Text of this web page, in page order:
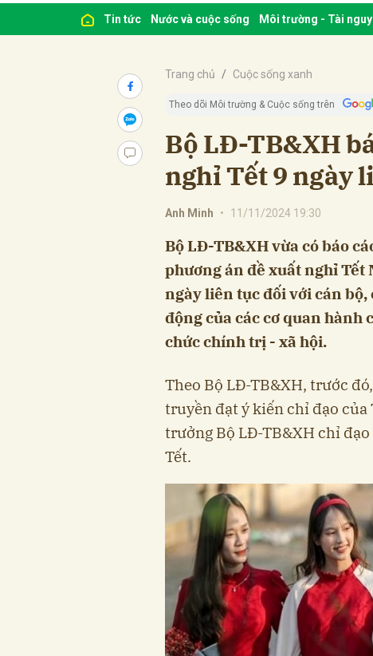
Tin tức Nước và cuộc sống Môi trường - Tài
Trang chủ Cuộc sống xanh
Theo dõi Môi trường & Cuộc sống trên
Bộ LĐ-TB&XH
nghỉ Tết 9 ngày
Anh Minh • 11/11/2024 19:30
Bộ LĐ-TB&XH vừa có báo
phương án đề xuất nghỉ Tết
ngày liên tục đối với cán
động của các cơ quan
chức chính trị - xã hội.
Theo Bộ LĐ-TB&XH, trước
truyền đạt ý kiến chỉ đạo
trưởng Bộ LĐ-TB&XH chỉ
Tết.